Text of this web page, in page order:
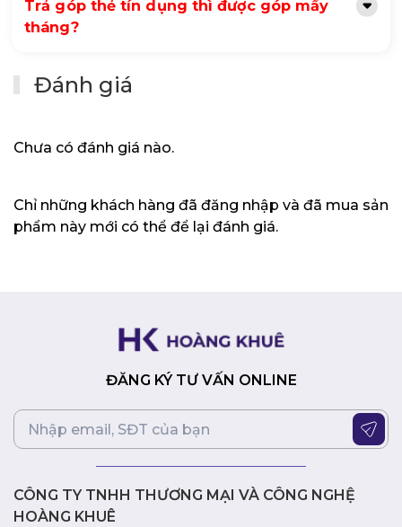
hình cảm ứng 14 inch với độ phân giải Full HD (1920 x
1080) mang đến hình ảnh sắc nét, màu sắc trung
với màn hình bằng các thao tác chạm, vuốt, giúp
công việc và giải trí trở nên thuận tiện và thú vị hơn.
và an toàn, với nhiều tính năng và ứng dụng hiện đại.
Type-A, HDMI và jack tai nghe/mic, giúp bạn dễ dàng
kết nối với các thiết bị ngoại vi.
Với thiết kế 2 trong 1 linh hoạt, hiệu năng mạnh mẽ, màn
HP Pavilion X360 14-ek1049TU 80R27PA là lựa chọn
hoàn hảo cho người dùng năng động, sáng tạo. Sản phẩm
Trả góp thẻ tín dụng thì được góp mấy
tháng?
Đánh giá
Chưa có đánh giá nào.
Chỉ những khách hàng đã đăng nhập và đã mua sản
phẩm này mới có thể để lại đánh giá.
ĐĂNG KÝ TƯ VẤN ONLINE
CÔNG TY TNHH THƯƠNG MẠI VÀ CÔNG NGHỆ
HOÀNG KHUÊ